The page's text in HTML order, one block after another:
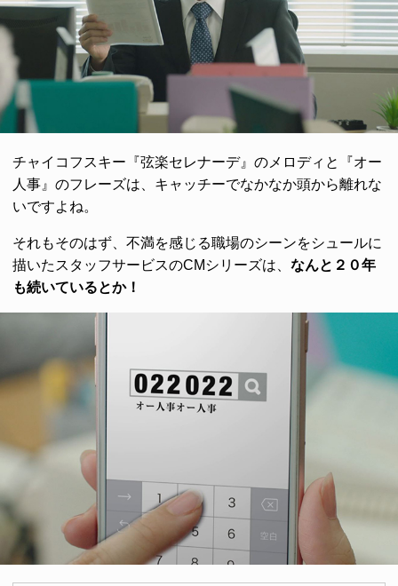
チャイコフスキー『弦楽セレナーデ』のメロディと『オー
人事』のフレーズは、キャッチーでなかなか頭から離れな
いですよね。
それもそのはず、不満を感じる職場のシーンをシュールに
描いたスタッフサービスのCMシリーズは、 なんと２０年
も続いているとか！